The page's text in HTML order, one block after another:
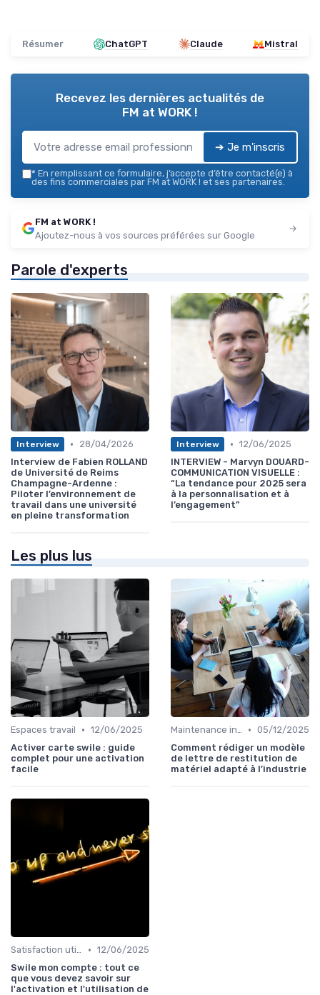
Résumer ChatGPT Claude Mistral
Recevez les dernières actualités de
FM at WORK !
➔ Je m'inscris
* En remplissant ce formulaire, j’accepte d’être contacté(e) à
des fins commerciales par FM at WORK ! et ses partenaires.
FM at WORK !
Ajoutez-nous à vos sources préférées sur Google
Parole d'experts
Interview •
28/04/2026
Interview de Fabien ROLLAND
de Université de Reims
Champagne-Ardenne :
Piloter l’environnement de
travail dans une université
en pleine transformation
Interview • 12/06/2025
INTERVIEW - Marvyn DOUARD-
COMMUNICATION VISUELLE :
“La tendance pour 2025 sera
à la personnalisation et à
l’engagement”
Les plus lus
Espaces travail • 12/06/2025
Activer carte swile : guide
complet pour une activation
facile
Maintenance infrastructures • 05/12/2025
Comment rédiger un modèle
de lettre de restitution de
matériel adapté à l’industrie
Satisfaction utilisateurs • 12/06/2025
Swile mon compte : tout ce
que vous devez savoir sur
l'activation et l'utilisation de